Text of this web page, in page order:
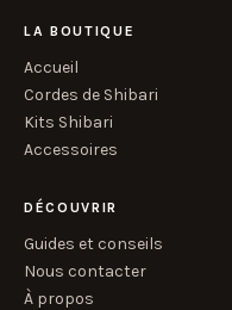
LA BOUTIQUE
Accueil
Cordes de Shibari
Kits Shibari
Accessoires
DÉCOUVRIR
Guides et conseils
Nous contacter
À propos